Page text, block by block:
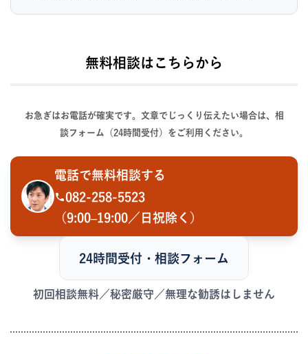
無料相談はこちらから
お急ぎはお電話が確実です。文章でじっくり伝えたい場合は、相
談フォーム（24時間受付）をご利用ください。
電話で無料相談する
082-258-5523
（9:00–19:00／日祝除く）
24時間受付・相談フォーム
初回相談無料／秘密厳守／無理な勧誘はしません